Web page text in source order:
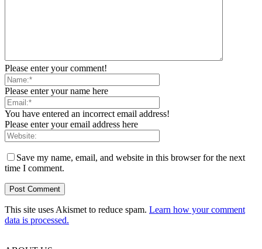
Please enter your comment!
Please enter your name here
You have entered an incorrect email address!
Please enter your email address here
Save my name, email, and website in this browser for the next
time I comment.
This site uses Akismet to reduce spam. Learn how your comment
data is processed.